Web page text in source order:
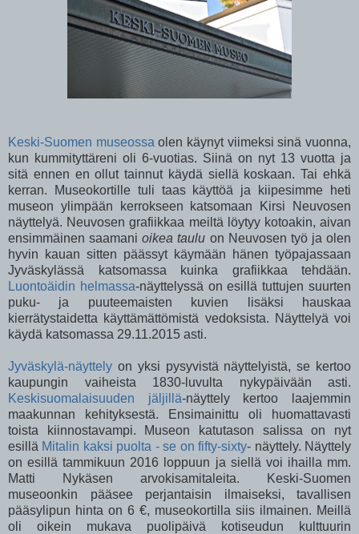
Keski-Suomen museossa olen käynyt viimeksi sinä vuonna,
kun kummityttäreni oli 6-vuotias. Siinä on nyt 13 vuotta ja
sitä ennen en ollut tainnut käydä siellä koskaan. Tai ehkä
kerran. Museokortille tuli taas käyttöä ja kiipesimme heti
museon ylimpään kerrokseen katsomaan Kirsi Neuvosen
näyttelyä. Neuvosen grafiikkaa meiltä löytyy kotoakin, aivan
ensimmäinen saamanioikea taulu on Neuvosen työ ja olen
hyvin kauan sitten päässyt käymään hänen työpajassaan
Jyväskylässä katsomassa kuinka grafiikkaa tehdään.
Luontoäidin helmassa-näyttelyssä on esillä tuttujen suurten
puku- ja puuteemaisten kuvien lisäksi hauskaa
kierrätystaidetta käyttämättömistä vedoksista. Näyttelyä voi
käydä katsomassa 29.11.2015 asti.
Jyväskylä-näyttely on yksi pysyvistä näyttelyistä, se kertoo
kaupungin vaiheista 1830-luvulta nykypäivään asti.
Keskisuomalaisuuden jäljillä-näyttely kertoo laajemmin
maakunnan kehityksestä. Ensimainittu oli huomattavasti
toista kiinnostavampi. Museon katutason salissa on nyt
esillä Mitalin kaksi puolta - se on fifty-sixty- näyttely. Näyttely
on esillä tammikuun 2016 loppuun ja siellä voi ihailla mm.
Matti Nykäsen arvokisamitaleita. Keski-Suomen
museoonkin pääsee perjantaisin ilmaiseksi, tavallisen
pääsylipun hinta on 6 €, museokortilla siis ilmainen. Meillä
oli oikein mukava puolipäivä kotiseudun kulttuurin